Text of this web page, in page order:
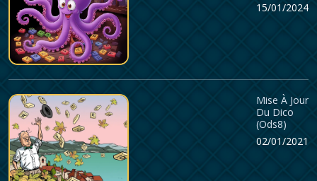
15/01/2024
Mise À Jour
Du Dico
(ods8)
02/01/2021